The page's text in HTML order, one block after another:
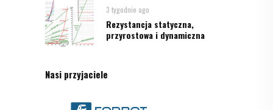
3 tygodnie ago
Rezystancja statyczna,
przyrostowa i dynamiczna
Nasi przyjaciele